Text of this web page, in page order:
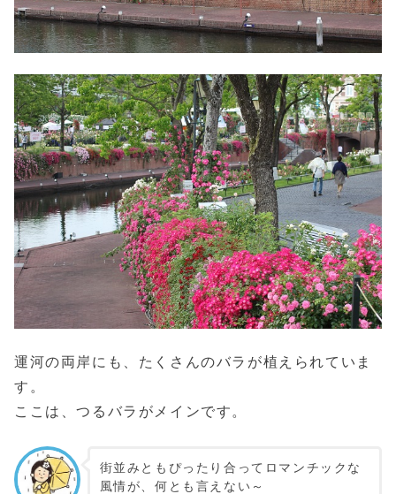
運河の両岸にも、たくさんのバラが植えられていま
す。
ここは、つるバラがメインです。
街並みともぴったり合ってロマンチックな
風情が、何とも言えない～